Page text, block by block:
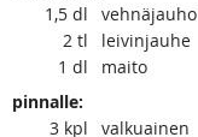
1,5 dl
vehnäjauho
2 tl
leivinjauhe
1 dl
maito
pinnalle:
3 kpl
valkuainen